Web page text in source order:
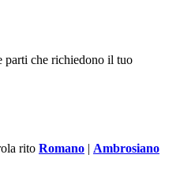
parti che richiedono il tuo
rito Romano | Ambrosiano